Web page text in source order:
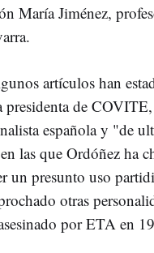
María Jiménez,
artículos han
presidenta de
española y "de
las que Ordóñez ha
un presunto uso
otras
por ETA en